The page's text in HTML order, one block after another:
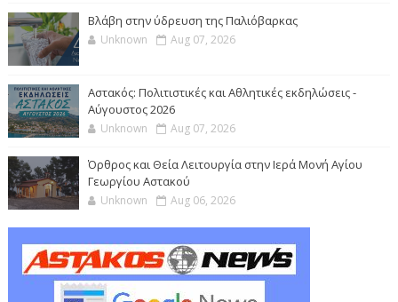
Βλάβη στην ύδρευση της Παλιόβαρκας
Unknown Aug 07, 2026
Αστακός: Πολιτιστικές και Αθλητικές εκδηλώσεις -
Αύγουστος 2026
Unknown Aug 07, 2026
Όρθρος και Θεία Λειτουργία στην Ιερά Μονή Αγίου
Γεωργίου Αστακού
Unknown Aug 06, 2026